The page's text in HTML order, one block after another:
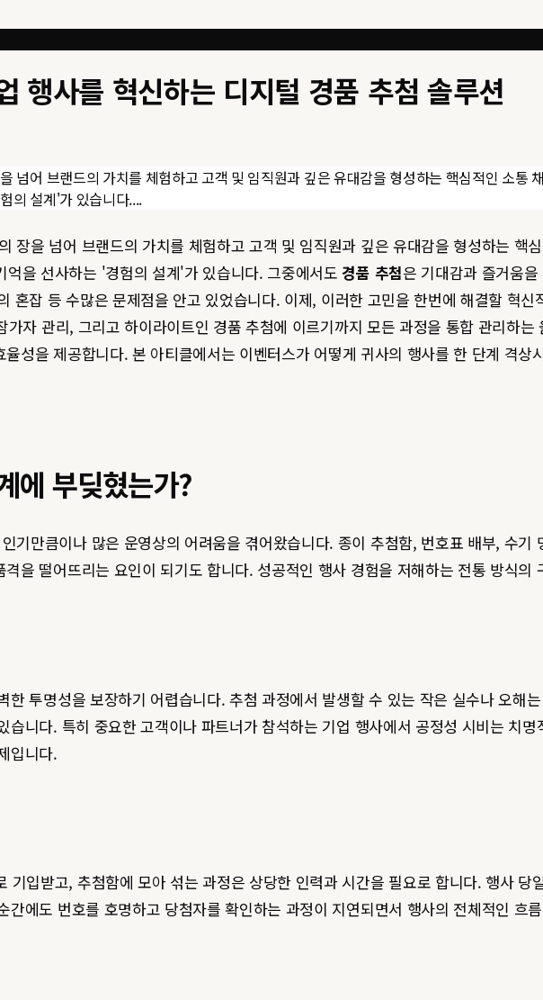
사를 혁신하는 디지털 경품 추첨 솔루션
넘어 브랜드의 가치를 체험하고 고객 및 임직원과 깊은 유대감을 형성하는 핵심적인 소통
의 설계'가 있습니다....
장을 넘어 브랜드의 가치를 체험하고 고객 및 임직원과 깊은 유대감을 형성하는 핵
을 선사하는 '경험의 설계'가 있습니다. 그중에서도 경품 추첨은 기대감과 즐거움
혼잡 등 수많은 문제점을 안고 있었습니다. 이제, 이러한 고민을 한번에 해결할 혁신
자 관리, 그리고 하이라이트인 경품 추첨에 이르기까지 모든 과정을 통합 관리하
성을 제공합니다. 본 아티클에서는 이벤터스가 어떻게 귀사의 행사를 한 단계 격상
에 부딪혔는가?
기만큼이나 많은 운영상의 어려움을 겪어왔습니다. 종이 추첨함, 번호표 배부, 수
을 떨어뜨리는 요인이 되기도 합니다. 성공적인 행사 경험을 저해하는 전통 방식의
투명성을 보장하기 어렵습니다. 추첨 과정에서 발생할 수 있는 작은 실수나 오해
니다. 특히 중요한 고객이나 파트너가 참석하는 기업 행사에서 공정성 시비는 치
입니다.
기입받고, 추첨함에 모아 섞는 과정은 상당한 인력과 시간을 필요로 합니다. 행사 당
에도 번호를 호명하고 당첨자를 확인하는 과정이 지연되면서 행사의 전체적인 흐